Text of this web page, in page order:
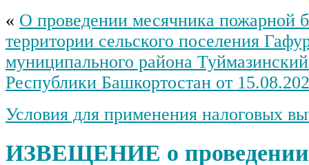
« О проведении месячника пожарной
территории сельского поселения
муниципального района
Республики Башкортостан от
Условия для применения налоговых
ИЗВЕЩЕНИЕ о проведении